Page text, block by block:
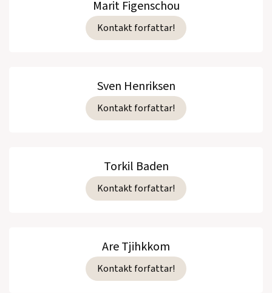
Marit Figenschou
Kontakt forfattar!
Sven Henriksen
Kontakt forfattar!
Torkil Baden
Kontakt forfattar!
Are Tjihkkom
Kontakt forfattar!